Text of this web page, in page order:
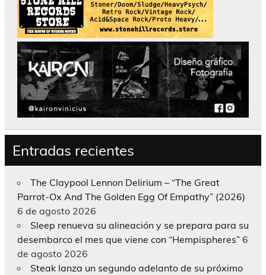
Entradas recientes
The Claypool Lennon Delirium – “The Great
Parrot-Ox And The Golden Egg Of Empathy” (2026)
6 de agosto 2026
Sleep renueva su alineación y se prepara para su
desembarco el mes que viene con “Hempispheres” 6
de agosto 2026
Steak lanza un segundo adelanto de su próximo